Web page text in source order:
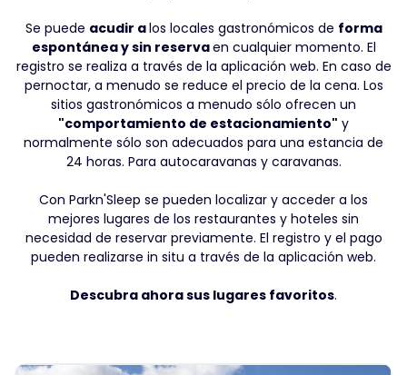
Se puede acudir alos locales gastronómicos de forma
espontánea y sin reservaen cualquier momento. El
registro se realiza a través de la aplicación web. En caso de
pernoctar, a menudo se reduce el precio de la cena. Los
sitios gastronómicos a menudo sólo ofrecen un
"comportamiento de estacionamiento" y
normalmente sólo son adecuados para una estancia de
24 horas. Para autocaravanas y caravanas.
Con Parkn'Sleep se pueden localizar y acceder a los
mejores lugares de los restaurantes y hoteles sin
necesidad de reservar previamente. El registro y el pago
pueden realizarse in situ a través de la aplicación web.
Descubra ahora sus lugares favoritos.